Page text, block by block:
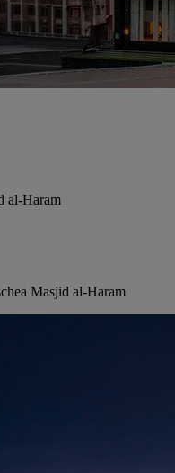
al-Haram
Masjid al-Haram